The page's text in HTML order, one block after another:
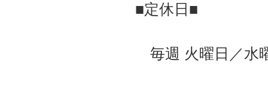
■定休日■
毎週 火曜日／水